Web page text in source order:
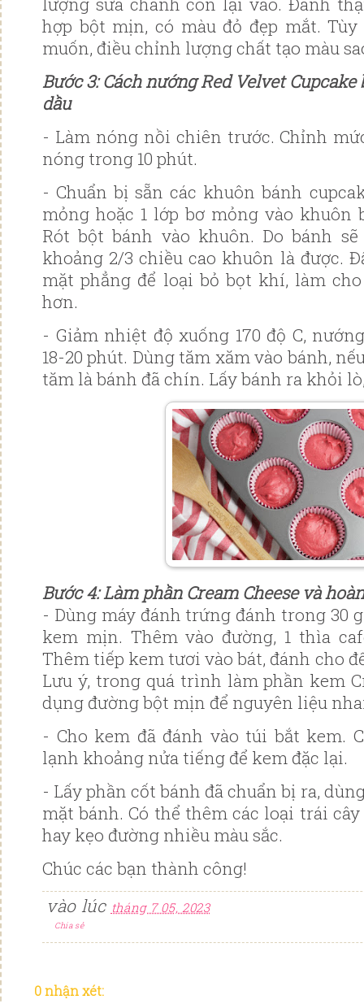
hợp bột mịn, có màu đỏ đẹp mắt.
muốn, điều chỉnh lượng chất tạo màu
Bước 3: Cách nướng Red Velvet
dầu
- Làm nóng nồi chiên trước. Chỉnh
nóng trong 10 phút.
- Chuẩn bị sẵn các khuôn bánh
mỏng hoặc 1 lớp bơ mỏng vào khuôn
Rót bột bánh vào khuôn. Do bánh
khoảng 2/3 chiều cao khuôn là được.
mặt phẳng để loại bỏ bọt khí, làm
hơn.
- Giảm nhiệt độ xuống 170 độ C,
18-20 phút. Dùng tăm xăm vào bánh,
tăm là bánh đã chín. Lấy bánh ra khỏi
Bước 4: Làm phần Cream Cheese và
- Dùng máy đánh trứng đánh trong 30
kem mịn. Thêm vào đường, 1 thìa
Thêm tiếp kem tươi vào bát, đánh cho
Lưu ý, trong quá trình làm phần kem
dụng đường bột mịn để nguyên liệu
- Cho kem đã đánh vào túi bắt kem.
lạnh khoảng nửa tiếng để kem đặc lại.
- Lấy phần cốt bánh đã chuẩn bị ra,
mặt bánh. Có thể thêm các loại trái
hay kẹo đường nhiều màu sắc.
Chúc các bạn thành công!
vào lúc tháng 7 05, 2023
Chia sẻ
0 nhận xét: